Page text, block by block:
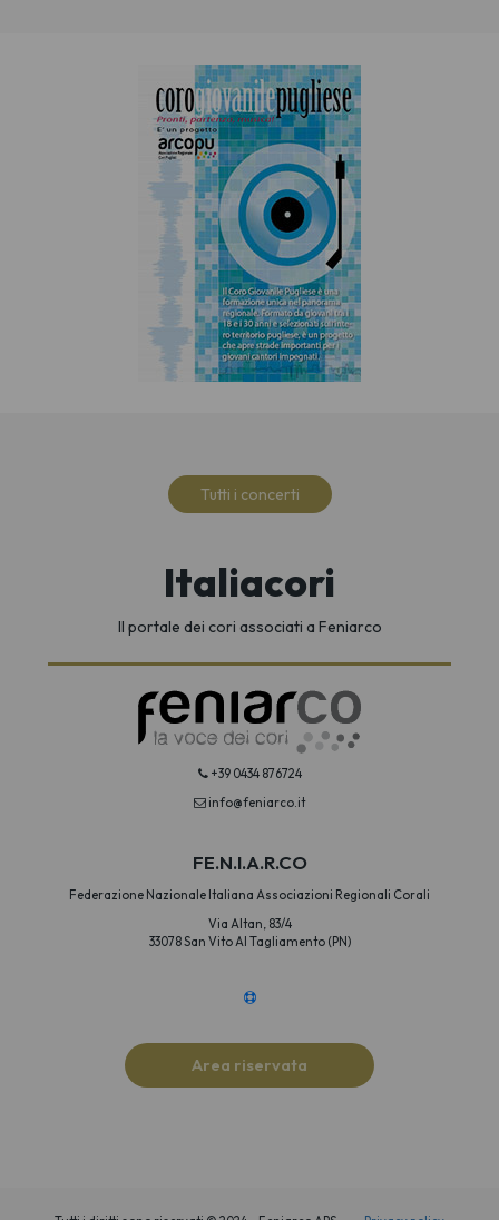
Tutti i concerti
Italiacori
Il portale dei cori associati a Feniarco
+39 0434 876724
info@feniarco.it
FE.N.I.A.R.CO
Federazione Nazionale Italiana Associazioni Regionali Corali
Via Altan, 83/4
33078 San Vito Al Tagliamento (PN)
Area riservata